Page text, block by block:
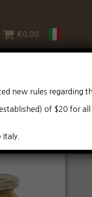
€0.00
new rules regarding
of $20 for